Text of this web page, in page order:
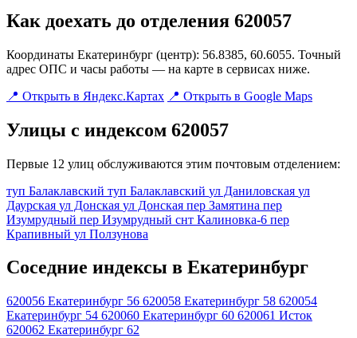
Как доехать до отделения 620057
Координаты Екатеринбург (центр): 56.8385, 60.6055. Точный
адрес ОПС и часы работы — на карте в сервисах ниже.
📍 Открыть в Яндекс.Картах 📍 Открыть в Google Maps
Улицы с индексом 620057
Первые 12 улиц обслуживаются этим почтовым отделением:
туп Балаклавский туп Балаклавский ул Даниловская ул
Даурская ул Донская ул Донская пер Замятина пер
Изумрудный пер Изумрудный снт Калиновка-6 пер
Крапивный ул Ползунова
Соседние индексы в Екатеринбург
620056 Екатеринбург 56 620058 Екатеринбург 58 620054
Екатеринбург 54 620060 Екатеринбург 60 620061 Исток
620062 Екатеринбург 62